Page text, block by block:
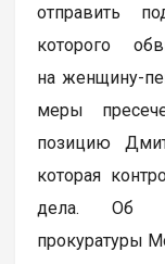
отправить
которого
на женщину-
меры
позицию
которая
дела. Об
прокуратуры